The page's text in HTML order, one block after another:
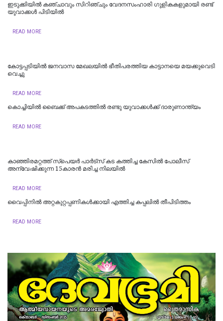
ഇടുക്കിയില്‍ കഞ്ചാവും സിറിഞ്ചും വേദനസംഹാരി ഗുളികകളുമായി രണ്ട്
യുവാക്കള്‍ പിടിയില്‍
READ MORE
കോട്ടപ്പടിയിൽ ജനവാസ മേഖലയിൽ ഭീതിപരത്തിയ കാട്ടാനയെ മയക്കുവെടി
വെച്ചു
READ MORE
കൊ​ച്ചി​യി​ൽ ബൈക്ക് അപകടത്തിൽ രണ്ടു യുവാക്കൾക്ക് ദാരുണാന്ത്യം
READ MORE
കാഞ്ഞിരമറ്റത്ത് സ്പെയർ പാർട്സ് കട കത്തിച്ച കേസിൽ പോലീസ്
അ‌ന്വേഷിക്കുന്ന 15കാരൻ മരിച്ച നിലയിൽ
READ MORE
വൈപ്പിനില്‍ അറ്റകുറ്റപ്പണികൾക്കായി എത്തിച്ച കപ്പലിൽ തീപിടിത്തം
READ MORE